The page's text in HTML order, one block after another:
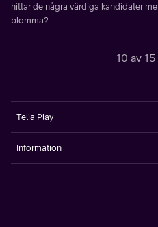
hittar de några värdiga kandidater
blomma?
10 av
Telia Play
Information